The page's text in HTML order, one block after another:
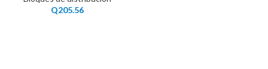
Q205.56